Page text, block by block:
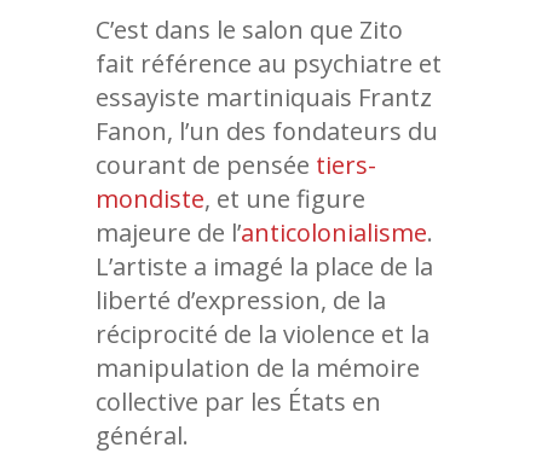
C’est dans le salon que Zito
fait référence au psychiatre et
essayiste martiniquais Frantz
Fanon, l’un des fondateurs du
courant de pensée tiers-
mondiste, et une figure
majeure de l’anticolonialisme.
L’artiste a imagé la place de la
liberté d’expression, de la
réciprocité de la violence et la
manipulation de la mémoire
collective par les États en
général.
Les Œuvres | Murs
Artistes | Murs
Les Œuvres | Murs
Année 2024
Artistes | Murs
Les Œuvres | Murs
Année 2025
Artistes I Murs
Les Œuvres | Murs
Année 2026
Artistes | Murs
Les Œuvres | Murs
Les réalisations
Actions de médiation
Cartographie Lieux/
PARTENAIRES
Les Partenaires
CONTACT